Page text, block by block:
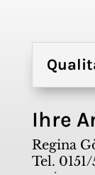
Ihre
Regina
Tel.